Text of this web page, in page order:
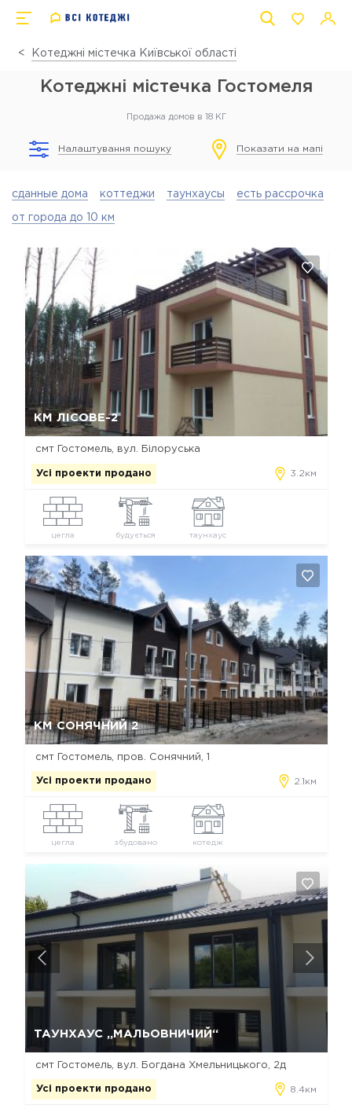
Котеджні містечка Київської області
Котеджні містечка Гостомеля
Продажа домов в 18 КГ
Налаштування пошуку Показати на мапі
сданные дома коттеджи таунхаусы есть рассрочка
от города до 10 км
КМ ЛІСОВЕ-2
смт Гостомель, вул. Білоруська
Усі проекти продано 3.2км
цегла будується таунхаус
КМ СОНЯЧНИЙ 2
смт Гостомель, пров. Сонячний, 1
Усі проекти продано 2.1км
цегла збудовано котедж
Так, видалити Відміна
ТАУНХАУС „МАЛЬОВНИЧИЙ“
смт Гостомель, вул. Богдана Хмельницького, 2д
Усі проекти продано 8.4км